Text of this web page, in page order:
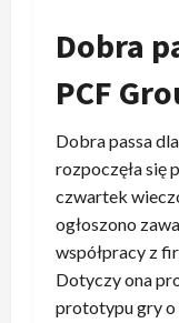
Dobra
PCF
Dobra passa
rozpoczęła się
czwartek
ogłoszono
współpracy z
Dotyczy ona
prototypu gry